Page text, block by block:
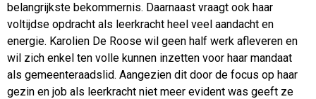
belangrijkste bekommernis. Daarnaast vraagt ook haar
voltijdse opdracht als leerkracht heel veel aandacht en
energie. Karolien De Roose wil geen half werk afleveren en
wil zich enkel ten volle kunnen inzetten voor haar mandaat
als gemeenteraadslid. Aangezien dit door de focus op haar
gezin en job als leerkracht niet meer evident was geeft ze